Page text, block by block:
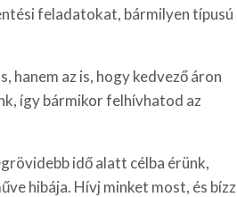
feladatokat, bármilyen típusú
hanem az is, hogy kedvező áron
így bármikor felhívhatod az
idő alatt célba érünk,
hibája. Hívj minket most, és bízz